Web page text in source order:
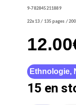
9-782845211889
22x13 / 135 pages /
12.00
Ethnologie,
15 en